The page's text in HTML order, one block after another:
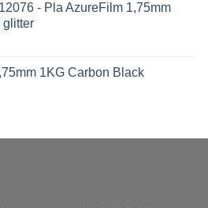
- Pla AzureFilm 1,75mm
glitter
1KG Carbon Black